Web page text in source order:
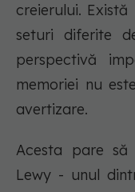
creierului.
seturi diferite
perspectivă
memoriei nu
avertizare.
Acesta pare
Lewy - unul